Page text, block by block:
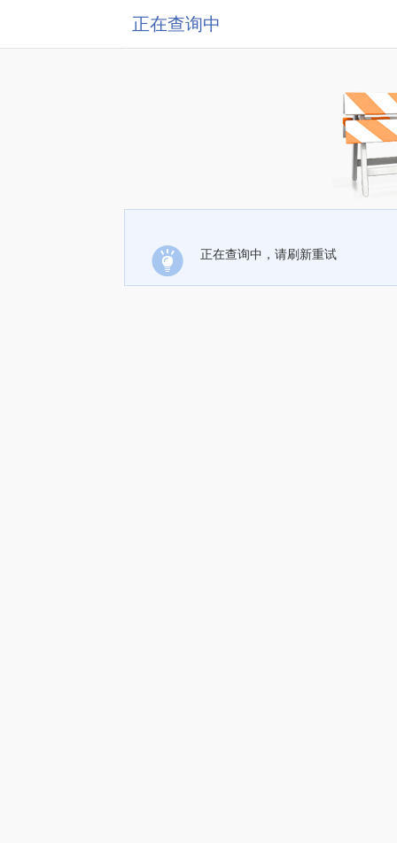
正在查询中
正在查询中，请刷新重试